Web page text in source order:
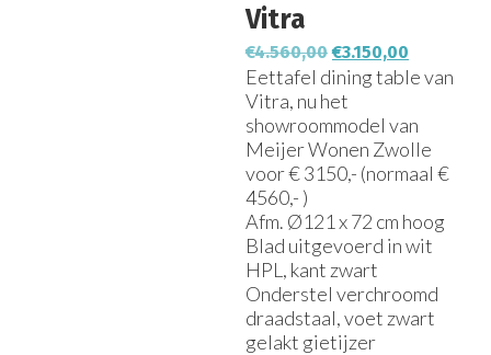
Vitra
€4.560,00 €3.150,00
Eettafel dining table van
Vitra, nu het
showroommodel van
Meijer Wonen Zwolle
voor € 3150,- (normaal €
4560,- )
Afm. Ø121 x 72 cm hoog
Blad uitgevoerd in wit
HPL, kant zwart
Onderstel verchroomd
draadstaal, voet zwart
gelakt gietijzer